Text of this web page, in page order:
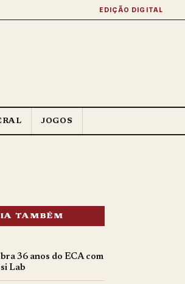
EDIÇÃO DIGITAL
JOGOS
TAMBÉM
36 anos do ECA com
Lab